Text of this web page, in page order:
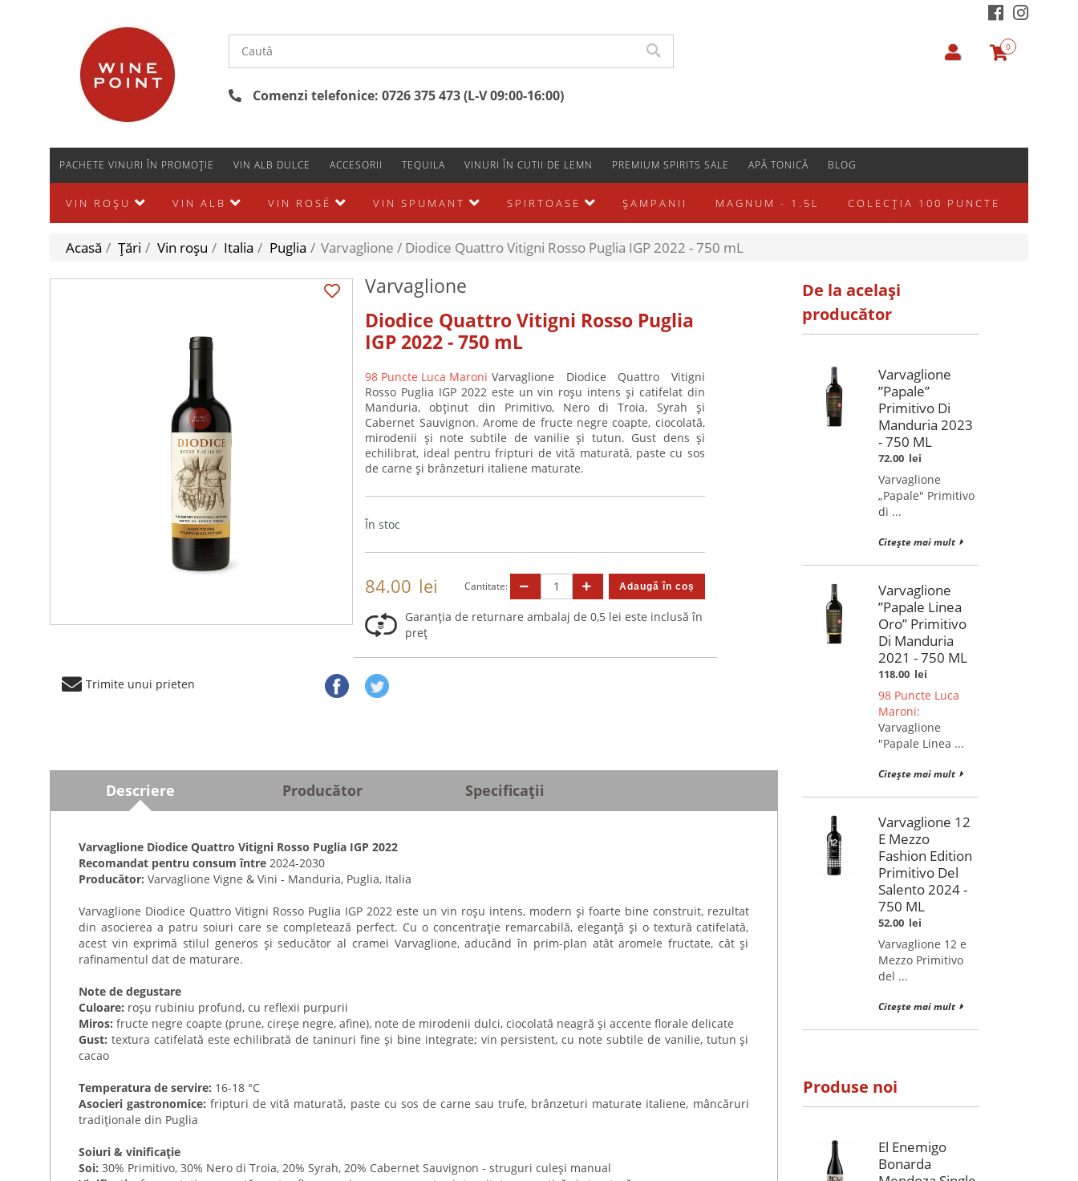
0
Comenzi telefonice: 0726 375 473 (L-V 09:00-16:00)
PACHETE VINURI ÎN PROMOȚIE VIN ALB DULCE ACCESORII TEQUILA VINURI ÎN CUTII DE LEMN PREMIUM SPIRITS SALE APĂ TONICĂ BLOG
VIN ROȘU VIN ALB VIN ROSÉ VIN SPUMANT SPIRTOASE ŞAMPANII MAGNUM - 1.5L COLECȚIA 100 PUNCTE
Acasă / Țări / Vin roșu / Italia / Puglia / Varvaglione / Diodice Quattro Vitigni Rosso Puglia IGP 2022 - 750 mL
Varvaglione
Diodice Quattro Vitigni Rosso Puglia
IGP 2022 - 750 mL
98 Puncte Luca Maroni Varvaglione Diodice Quattro Vitigni
Rosso Puglia IGP 2022 este un vin roșu intens și catifelat din
Manduria, obținut din Primitivo, Nero di Troia, Syrah și
Cabernet Sauvignon. Arome de fructe negre coapte, ciocolată,
mirodenii și note subtile de vanilie și tutun. Gust dens și
echilibrat, ideal pentru fripturi de vită maturată, paste cu sos
de carne și brânzeturi italiene maturate.
În stoc
84.00 lei Cantitate:
Garanția de returnare ambalaj de 0,5 lei este inclusă în
preț
Trimite unui prieten
Descriere Producător Specificații
Varvaglione Diodice Quattro Vitigni Rosso Puglia IGP 2022
Recomandat pentru consum între 2024-2030
Producător: Varvaglione Vigne & Vini - Manduria, Puglia, Italia
Varvaglione Diodice Quattro Vitigni Rosso Puglia IGP 2022 este un vin roșu intens, modern și foarte bine construit, rezultat
din asocierea a patru soiuri care se completează perfect. Cu o concentrație remarcabilă, eleganță și o textură catifelată,
acest vin exprimă stilul generos și seducător al cramei Varvaglione, aducând în prim-plan atât aromele fructate, cât și
rafinamentul dat de maturare.
Note de degustare
Culoare: roșu rubiniu profund, cu reflexii purpurii
Miros: fructe negre coapte (prune, cireșe negre, afine), note de mirodenii dulci, ciocolată neagră și accente florale delicate
Gust: textura catifelată este echilibrată de taninuri fine și bine integrate; vin persistent, cu note subtile de vanilie, tutun și
cacao
Temperatura de servire: 16-18 °C
Asocieri gastronomice: fripturi de vită maturată, paste cu sos de carne sau trufe, brânzeturi maturate italiene, mâncăruri
tradiționale din Puglia
Soiuri & vinificație
Soi: 30% Primitivo, 30% Nero di Troia, 20% Syrah, 20% Cabernet Sauvignon - struguri culeși manual
De la același
producător
Varvaglione
”Papale”
Primitivo Di
Manduria 2023
- 750 ML
72.00 lei
Varvaglione
„Papale" Primitivo
di ...
Citește mai mult
Varvaglione
”Papale Linea
Oro” Primitivo
Di Manduria
2021 - 750 ML
118.00 lei
98 Puncte Luca
Maroni:
Varvaglione
"Papale Linea ...
Citește mai mult
Varvaglione 12
E Mezzo
Fashion Edition
Primitivo Del
Salento 2024 -
750 ML
52.00 lei
Varvaglione 12 e
Mezzo Primitivo
del ...
Citește mai mult
Produse noi
El Enemigo
Bonarda